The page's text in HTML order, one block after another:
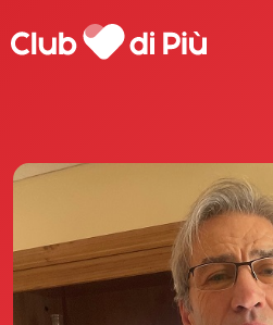
Scopri Club di Più
Le testimonianze
La fondatrice Valeria